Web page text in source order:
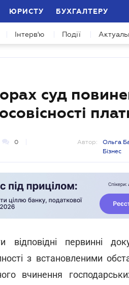
ЮРИСТУ БУХГАЛТЕРУ
Інтерв'ю Події
суд
0 Автор:
Ольга
Бізнес
відповідні первинні
з встановленими
вчинення